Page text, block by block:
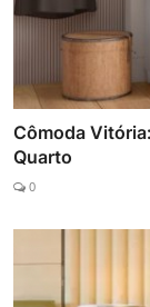
Cômoda
Quarto
0